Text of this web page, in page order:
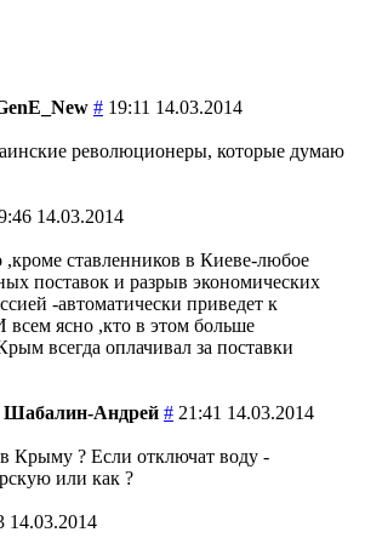
# 19:11 14.03.2014
революционеры, которые думаю
14.03.2014
,кроме ставленников в Киеве-любое
поставок и разрыв экономических
-автоматически приведет к
ясно ,кто в этом больше
всегда оплачивал за поставки
Шабалин-Андрей # 21:41 14.03.2014
Крыму ? Если отключат воду -
или как ?
14.03.2014